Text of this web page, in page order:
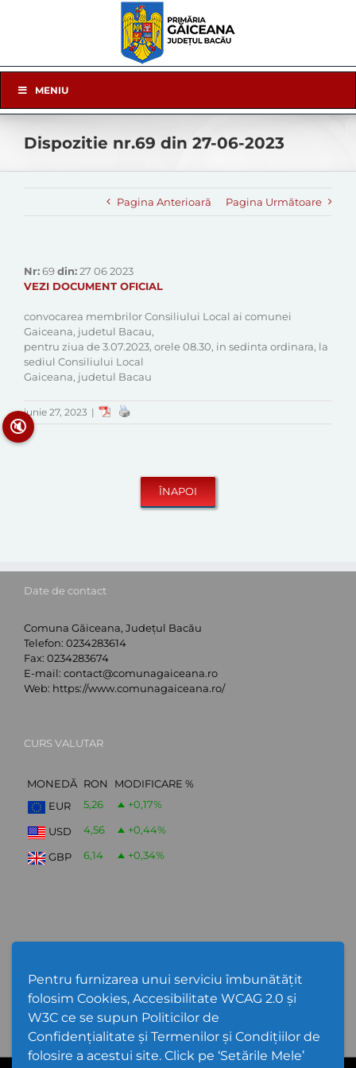
Pentru furnizarea unui serviciu îmbunătățit
folosim Cookies, Accesibilitate WCAG 2.0 și
W3C ce se supun Politicilor de
Confidențialitate și Termenilor și Condițiilor de
folosire a acestui site. Click pe ‘Setările Mele’
Navigation
MENIU
Dispozitie nr.69 din 27-06-2023
Pagina Anterioară Pagina Următoare
Nr:69din:27 06 2023
VEZI DOCUMENT OFICIAL
convocarea membrilor Consiliului Local ai comunei
Gaiceana, judetul Bacau,
pentru ziua de 3.07.2023, orele 08.30, in sedinta ordinara, la
sediul Consiliului Local
Gaiceana, judetul Bacau
iunie 27, 2023 |
Date de contact
Comuna Găiceana, Județul Bacău
Telefon: 0234283614
Fax: 0234283674
E-mail: contact@comunagaiceana.ro
Web: https://www.comunagaiceana.ro/
CURS VALUTAR
MONEDĂ RON
MODIFICARE %
EUR
5,26 +0,17%
USD 4,56 +0,44%
GBP 6,14 +0,34%
🔇